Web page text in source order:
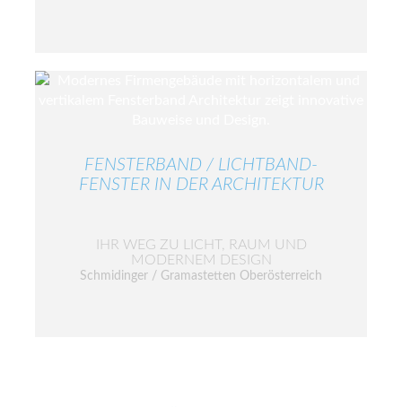
FENSTERBAND / LICHTBAND-
FENSTER IN DER ARCHITEKTUR
IHR WEG ZU LICHT, RAUM UND
MODERNEM DESIGN
Schmidinger / Gramastetten Oberösterreich